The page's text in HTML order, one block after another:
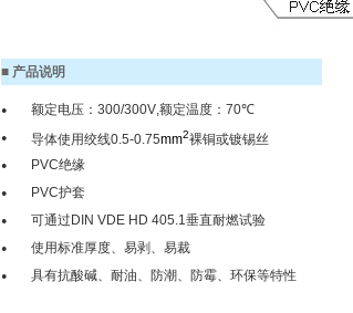
■ 产品说明
● 额定电压： 300/300V,额定温度 ： 70℃
● 导体使用绞线0.5-0.75mm2裸铜或镀锡丝
● PVC绝缘
● PVC护套
● 可通过 DIN VDE HD 405.1垂直耐燃试验
● 使用标准厚度、易剥、易裁
● 具有抗酸碱、耐油、防潮、防霉、环保等特性